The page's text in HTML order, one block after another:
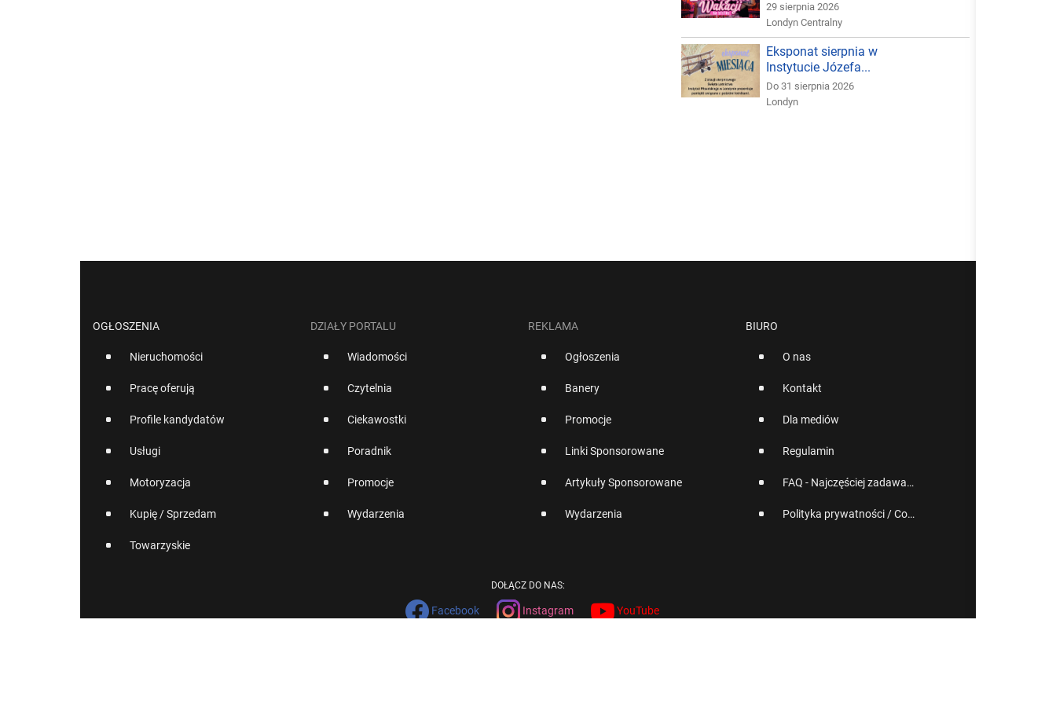
29 sierpnia 2026
Londyn Centralny
Eksponat sierpnia w
Instytucie Józefa...
Do 31 sierpnia 2026
Londyn
OGŁOSZENIA
Nieruchomości
Pracę oferują
Profile kandydatów
Usługi
Motoryzacja
Kupię / Sprzedam
Towarzyskie
DZIAŁY PORTALU
Wiadomości
Czytelnia
Ciekawostki
Poradnik
Promocje
Wydarzenia
REKLAMA
Ogłoszenia
Banery
Promocje
Linki Sponsorowane
Artykuły Sponsorowane
Wydarzenia
BIURO
O nas
Kontakt
Dla mediów
Regulamin
FAQ - Najczęściej zadawane pytania
Polityka prywatności / Cookies
DOŁĄCZ DO NAS:
Facebook Instagram YouTube